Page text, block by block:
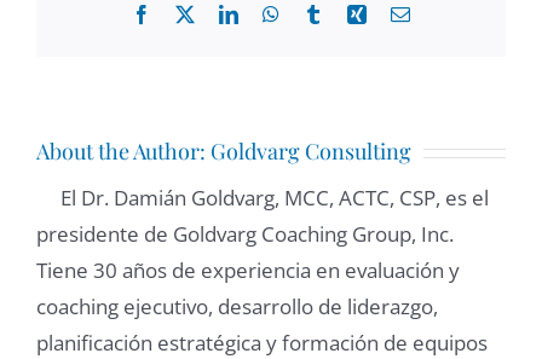
Facebook LinkedInWhatsApp
TumblrXing Email
About the Author: Goldvarg Consulting
El Dr. Damián Goldvarg, MCC, ACTC, CSP, es el
presidente de Goldvarg Coaching Group, Inc.
Tiene 30 años de experiencia en evaluación y
coaching ejecutivo, desarrollo de liderazgo,
planificación estratégica y formación de equipos